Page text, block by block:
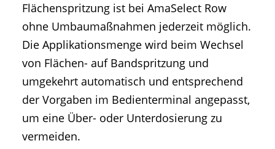
Flächenspritzung ist bei AmaSelect Row
ohne Umbaumaßnahmen jederzeit möglich.
Die Applikationsmenge wird beim Wechsel
von Flächen- auf Bandspritzung und
umgekehrt automatisch und entsprechend
der Vorgaben im Bedienterminal angepasst,
um eine Über- oder Unterdosierung zu
vermeiden.